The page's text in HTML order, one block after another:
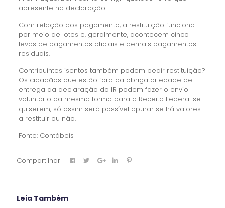
apresente na declaração.
Com relação aos pagamento, a restituição funciona
por meio de lotes e, geralmente, acontecem cinco
levas de pagamentos oficiais e demais pagamentos
residuais.
Contribuintes isentos também podem pedir restituição?
Os cidadãos que estão fora da obrigatoriedade de
entrega da declaração do IR podem fazer o envio
voluntário da mesma forma para a Receita Federal se
quiserem, só assim será possível apurar se há valores
a restituir ou não.
Fonte: Contábeis
Compartilhar
Leia Também